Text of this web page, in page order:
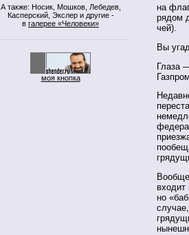
А также: Носик, Мошков, Лебедев,
Касперский, Экслер и другие -
в галерее «Человеки»
моя кнопка
на
рядом
чей).
Вы
Глаза
но